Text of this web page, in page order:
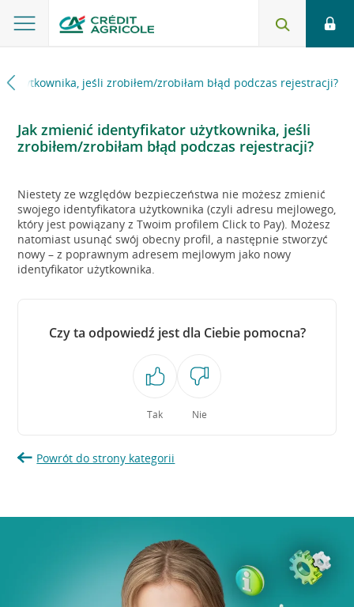
użytkownika, jeśli zrobiłem/zrobiłam błąd podczas rejestracji?
Jak zmienić identyfikator użytkownika, jeśli
zrobiłem/zrobiłam błąd podczas rejestracji?
Niestety ze względów bezpieczeństwa nie możesz zmienić
swojego identyfikatora użytkownika (czyli adresu mejlowego,
który jest powiązany z Twoim profilem Click to Pay). Możesz
natomiast usunąć swój obecny profil, a następnie stworzyć
nowy – z poprawnym adresem mejlowym jako nowy
identyfikator użytkownika.
Czy ta odpowiedź jest dla Ciebie pomocna?
Tak Nie
Powrót do strony kategorii